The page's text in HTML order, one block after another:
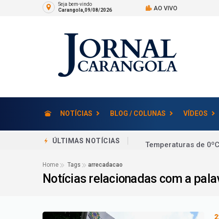
Seja bem-vindo
Carangola,09/08/2026
AO VIVO
NOTÍCIAS BLOG / COLUNAS VÍDEOS
ÚLTIMAS NOTÍCIAS
Temperaturas de
Morre Jorge Messi,
Você Viu?
Home Tags arrecadacao
Notícias relacionadas com a